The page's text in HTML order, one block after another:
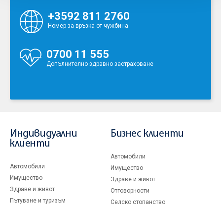
+3592 811 2760
Номер за връзка от чужбина
0700 11 555
Допълнително здравно застраховане
Индивидуални
клиенти
Автомобили
Имущество
Здраве и живот
Пътуване и туризъм
Бизнес клиенти
Автомобили
Имущество
Здраве и живот
Отговорности
Селско стопанство